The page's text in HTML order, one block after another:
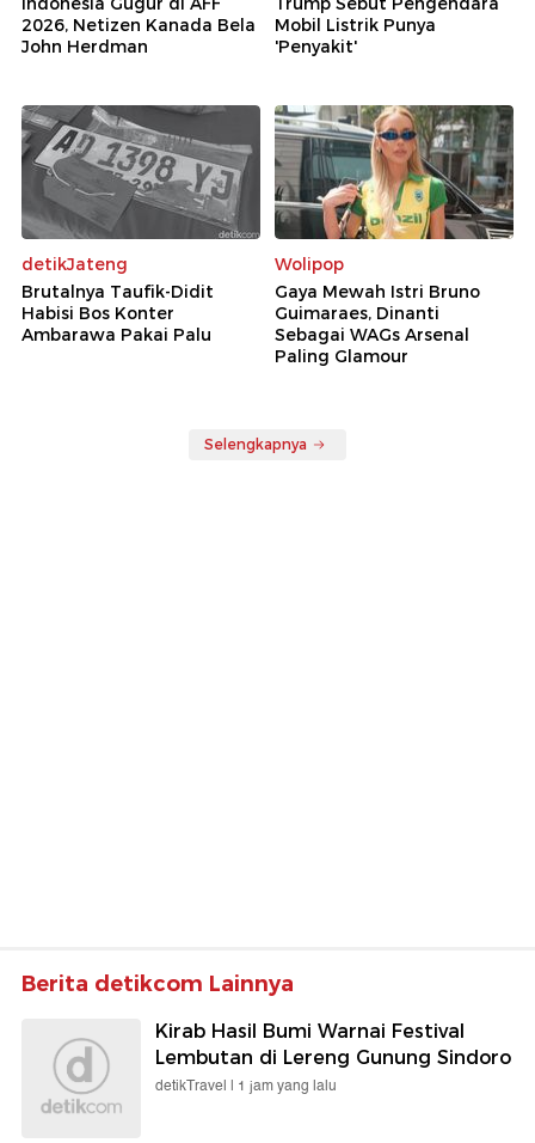
2026, Netizen Kanada Bela
John Herdman
Mobil Listrik Punya
'Penyakit'
detikJateng
Brutalnya Taufik-Didit
Habisi Bos Konter
Ambarawa Pakai Palu
Wolipop
Gaya Mewah Istri Bruno
Guimaraes, Dinanti
Sebagai WAGs Arsenal
Paling Glamour
Selengkapnya
Berita detikcom Lainnya
Kirab Hasil Bumi Warnai Festival
Lembutan di Lereng Gunung Sindoro
detikTravel | 1 jam yang lalu